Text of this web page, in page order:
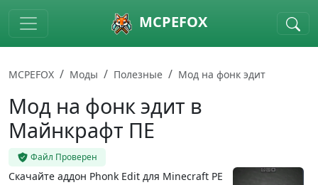
Skip to main content MCPEFOX
MCPEFOX Моды Полезные Мод на фонк эдит
Мод на фонк эдит в
Майнкрафт ПЕ
Файл Проверен
Скачайте аддон Phonk Edit для Minecraft PE